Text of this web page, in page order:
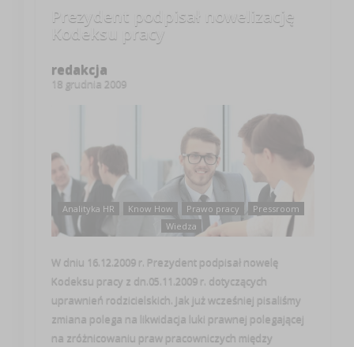
Prezydent podpisał nowelizację
Kodeksu pracy
redakcja
18 grudnia 2009
Analityka HR Know How Prawo pracy
Pressroom
Wiedza
W dniu 16.12.2009 r. Prezydent podpisał nowelę
Kodeksu pracy z dn.05.11.2009 r. dotyczących
uprawnień rodzicielskich. Jak już wcześniej pisaliśmy
zmiana polega na likwidacja luki prawnej polegającej
na zróżnicowaniu praw pracowniczych między